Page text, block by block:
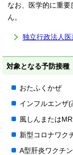
なお、医学的に重
ん。
独立行政法人
対象となる予防接種
おたふくかぜ
インフルエンザ
風しんまたは
新型コロナワク
A型肝炎ワクチン